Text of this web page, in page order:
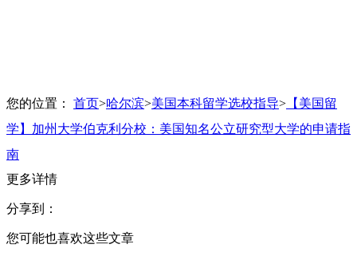
您的位置： 首页>哈尔滨>美国本科留学选校指导> 【美国留
学】加州大学伯克利分校：美国知名公立研究型大学的申请指
南
更多详情
分享到：
您可能也喜欢这些文章